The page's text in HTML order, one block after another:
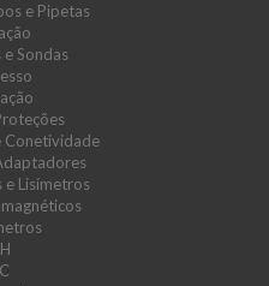
e Pipetas
Sondas
Conetividade
e Lisímetros